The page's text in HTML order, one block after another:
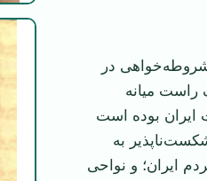
در
راست ميانه
بوده است
به
ايران؛ و نواحی